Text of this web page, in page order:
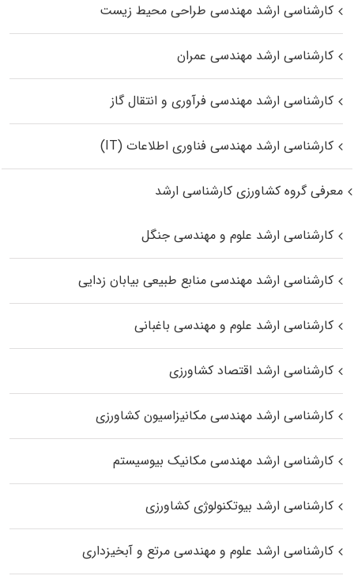
کارشناسی ارشد مهندسی طراحی محیط زیست
کارشناسی ارشد مهندسی عمران
کارشناسی ارشد مهندسی فرآوری و انتقال گاز
کارشناسی ارشد مهندسی فناوری اطلاعات (IT)
معرفی گروه کشاورزی کارشناسی ارشد
کارشناسی ارشد علوم و مهندسی جنگل
کارشناسی ارشد مهندسی منابع طبیعی بیابان زدایی
کارشناسی ارشد علوم و مهندسی باغبانی
کارشناسی ارشد اقتصاد کشاورزی
کارشناسی ارشد مهندسی مکانیزاسیون کشاورزی
کارشناسی ارشد مهندسی مکانیک بیوسیستم
کارشناسی ارشد بیوتکنولوژی کشاورزی
کارشناسی ارشد علوم و مهندسی مرتع و آبخیزداری